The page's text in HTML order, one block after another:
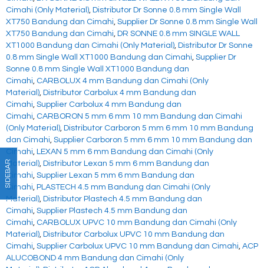
Cimahi (Only Material), Distributor Dr Sonne 0.8 mm Single Wall
XT750 Bandung dan Cimahi, Supplier Dr Sonne 0.8 mm Single Wall
XT750 Bandung dan Cimahi, DR SONNE 0.8 mm SINGLE WALL
XT1000 Bandung dan Cimahi (Only Material), Distributor Dr Sonne
0.8 mm Single Wall XT1000 Bandung dan Cimahi, Supplier Dr
Sonne 0.8 mm Single Wall XT1000 Bandung dan
Cimahi, CARBOLUX 4 mm Bandung dan Cimahi (Only
Material), Distributor Carbolux 4 mm Bandung dan
Cimahi, Supplier Carbolux 4 mm Bandung dan
Cimahi, CARBORON 5 mm 6 mm 10 mm Bandung dan Cimahi
(Only Material), Distributor Carboron 5 mm 6 mm 10 mm Bandung
dan Cimahi, Supplier Carboron 5 mm 6 mm 10 mm Bandung dan
Cimahi, LEXAN 5 mm 6 mm Bandung dan Cimahi (Only
Material), Distributor Lexan 5 mm 6 mm Bandung dan
Cimahi, Supplier Lexan 5 mm 6 mm Bandung dan
Cimahi, PLASTECH 4.5 mm Bandung dan Cimahi (Only
Material), Distributor Plastech 4.5 mm Bandung dan
Cimahi, Supplier Plastech 4.5 mm Bandung dan
Cimahi, CARBOLUX UPVC 10 mm Bandung dan Cimahi (Only
Material), Distributor Carbolux UPVC 10 mm Bandung dan
Cimahi, Supplier Carbolux UPVC 10 mm Bandung dan Cimahi, ACP
ALUCOBOND 4 mm Bandung dan Cimahi (Only
SIDEBAR